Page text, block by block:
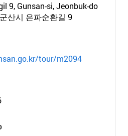
9, Gunsan-si, Jeonbuk-do
산시 은파순환길 9
tour/m2094